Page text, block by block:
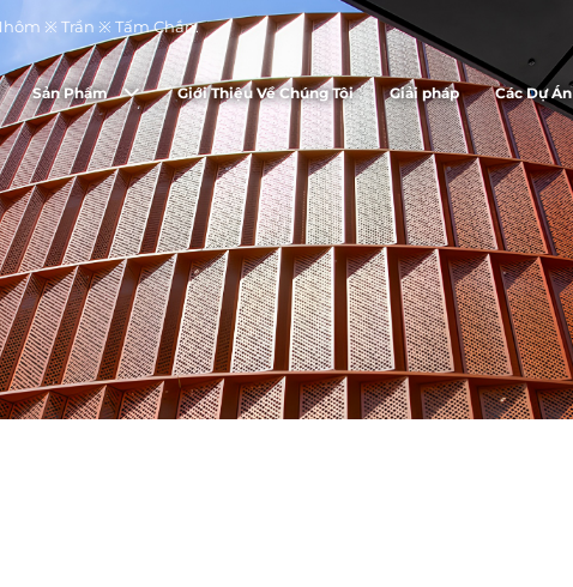
※ Trần ※ Tấm Chắn.
Sản Phẩm Giới Thiệu Về Chúng Tôi Giải pháp Các Dự Án